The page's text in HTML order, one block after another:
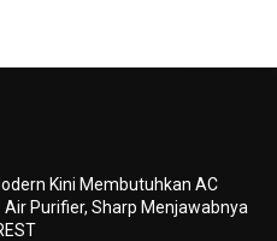
Kini Membutuhkan AC
Air Purifier, Sharp Menjawabnya